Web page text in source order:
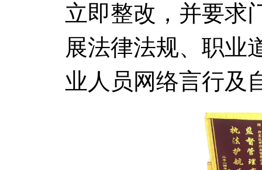
立即整改，并要求
展法律法规、职业
业人员网络言行及